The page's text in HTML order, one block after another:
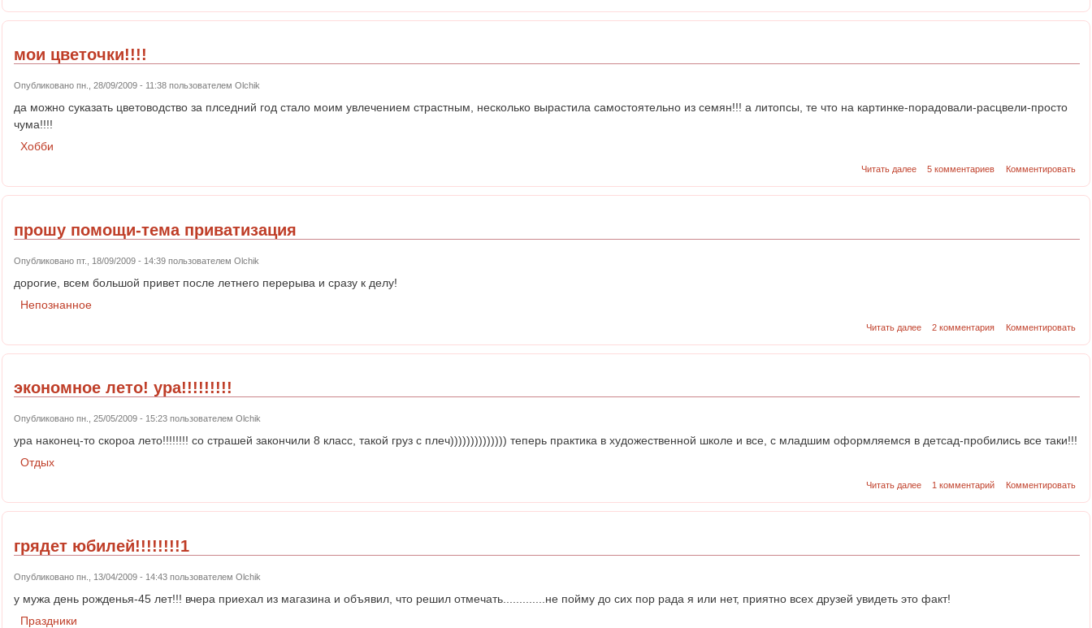
мои цветочки!!!!
Опубликовано пн., 28/09/2009 - 11:38 пользователем Olchik
да можно суказать цветоводство за плседний год стало моим увлечением страстным, несколько вырастила самостоятельно из семян!!! а литопсы, те что на картинке-порадовали-расцвели-просто
чума!!!!
Хобби
Читать далее 5 комментариев Комментировать
прошу помощи-тема приватизация
Опубликовано пт., 18/09/2009 - 14:39 пользователем Olchik
дорогие, всем большой привет после летнего перерыва и сразу к делу!
Непознанное
Читать далее 2 комментария Комментировать
экономное лето! ура!!!!!!!!!
Опубликовано пн., 25/05/2009 - 15:23 пользователем Olchik
ура наконец-то скороа лето!!!!!!!! со страшей закончили 8 класс, такой груз с плеч)))))))))))))) теперь практика в художественной школе и все, с младшим оформляемся в детсад-пробились все таки!!!
Отдых
Читать далее 1 комментарий Комментировать
грядет юбилей!!!!!!!!1
Опубликовано пн., 13/04/2009 - 14:43 пользователем Olchik
у мужа день рожденья-45 лет!!! вчера приехал из магазина и объявил, что решил отмечать.............не пойму до сих пор рада я или нет, приятно всех друзей увидеть это факт!
Праздники